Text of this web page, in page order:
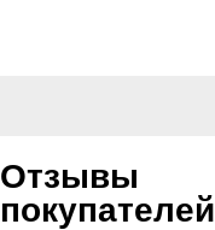
Отзывы
покупателей